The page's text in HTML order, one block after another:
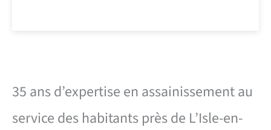
35 ans d’expertise en assainissement au
service des habitants près de L’Isle-en-